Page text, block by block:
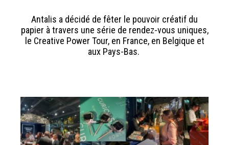
Antalis a décidé de fêter le pouvoir créatif du
papier à travers une série de rendez-vous uniques,
le Creative Power Tour, en France, en Belgique et
aux Pays-Bas.